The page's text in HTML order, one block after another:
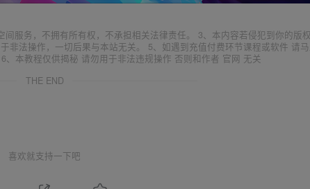
服务，不拥有所有权，不承担相关法律责任。 3、本内容若侵犯到你的版
非法操作，一切后果与本站无关。 5、如遇到充值付费环节课程或软件 请
本教程仅供揭秘 请勿用于非法违规操作 否则和作者 官网 无关
THE END
喜欢就支持一下吧